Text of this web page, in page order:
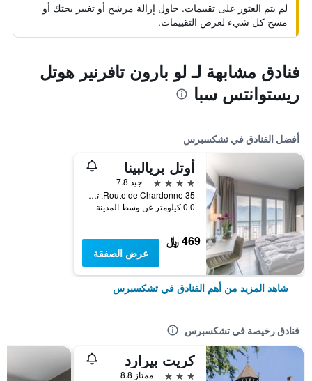
لم يتم العثور على تقييمات. حاول إزالة مرشح أو تغيير بحثك أو
مسح كل شيء لعرض التقييمات.
فنادق مشابهة لـ لو بارون تافرنير هوتل
ريستوانتس سبا
أفضل الفنادق في تشكسبرس
أوتل بريالبينا
4 نجوم
جيد 7.8
Route de Chardonne 35, تشكسبرس, كانتون فود, سويسرا
0.0 كيلومتر عن وسط المدينة
469 ﷼
عرض الصفقة
شاهد المزيد من أهم الفنادق في تشكسبرس
فنادق رخيصة في تشكسبرس
كريت بيرارد
3 نجوم
ممتاز 8.8